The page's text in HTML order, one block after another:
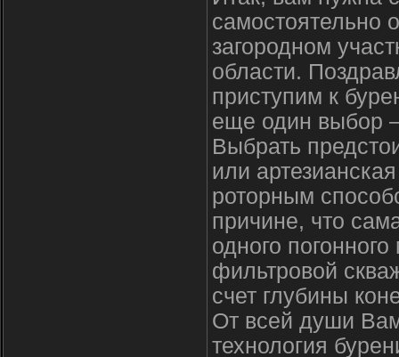
самостоятельно
загородном
области.
приступим к
еще один выбор
Выбрать
или
роторным
причине, что
одного
фильтровой
счет глубины
От всей души
технология